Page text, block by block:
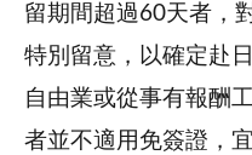
留期間超過60天者，
特別留意，以確定赴
自由業或從事有報酬
者並不適用免簽證，